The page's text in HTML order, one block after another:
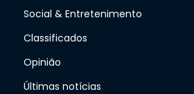
Social & Entretenimento
Classificados
Opinião
Últimas notícias